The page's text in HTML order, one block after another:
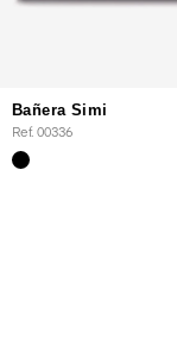
Bañera Simi
Ref. 00336